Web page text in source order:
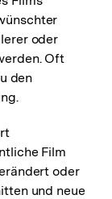
oder
Oft
den
Film
oder
und neue